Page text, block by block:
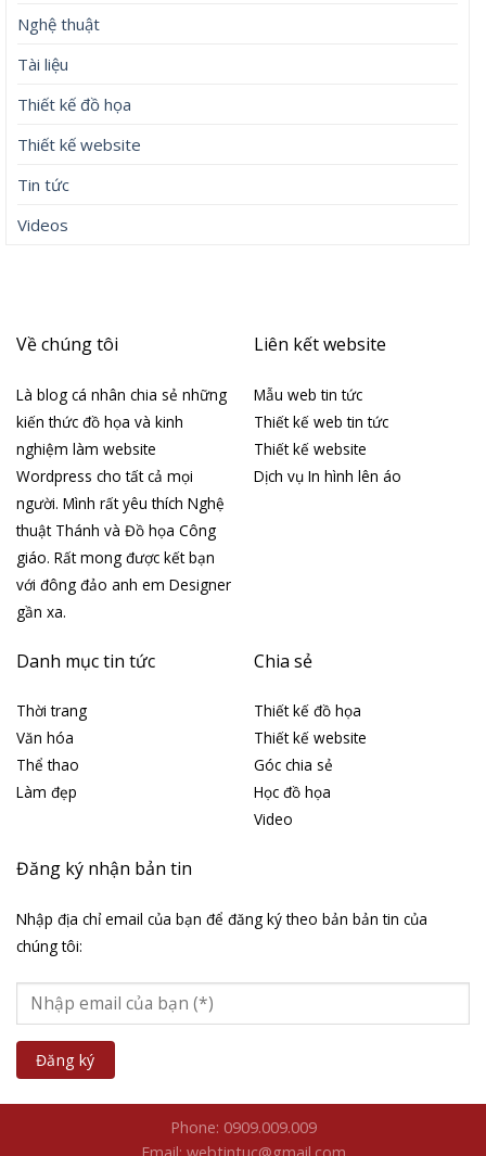
Nghệ thuật
Tài liệu
Thiết kế đồ họa
Thiết kế website
Tin tức
Videos
Về chúng tôi
Là blog cá nhân chia sẻ những
kiến thức đồ họa và kinh
nghiệm làm website
Wordpress cho tất cả mọi
người. Mình rất yêu thích Nghệ
thuật Thánh và Đồ họa Công
giáo. Rất mong được kết bạn
với đông đảo anh em Designer
gần xa.
Liên kết website
Mẫu web tin tức
Thiết kế web tin tức
Thiết kế website
Dịch vụ In hình lên áo
Danh mục tin tức
Thời trang
Văn hóa
Thể thao
Làm đẹp
Chia sẻ
Thiết kế đồ họa
Thiết kế website
Góc chia sẻ
Học đồ họa
Video
Đăng ký nhận bản tin
Nhập địa chỉ email của bạn để đăng ký theo bản bản tin của
chúng tôi:
Phone: 0909.009.009